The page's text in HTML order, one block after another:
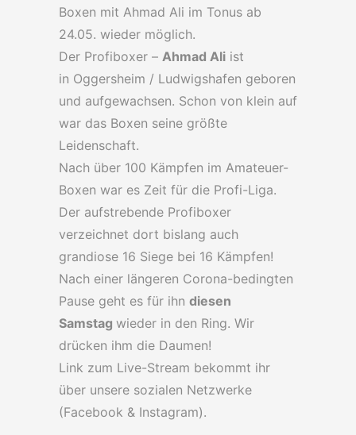
Boxen mit Ahmad Ali im Tonus ab
24.05. wieder möglich.
Der Profiboxer – Ahmad Ali ist
in Oggersheim / Ludwigshafen geboren
und aufgewachsen. Schon von klein auf
war das Boxen seine größte
Leidenschaft.
Nach über 100 Kämpfen im Amateuer-
Boxen war es Zeit für die Profi-Liga.
Der aufstrebende Profiboxer
verzeichnet dort bislang auch
grandiose 16 Siege bei 16 Kämpfen!
Nach einer längeren Corona-bedingten
Pause geht es für ihn diesen
Samstag wieder in den Ring. Wir
drücken ihm die Daumen!
Link zum Live-Stream bekommt ihr
über unsere sozialen Netzwerke
(Facebook & Instagram).